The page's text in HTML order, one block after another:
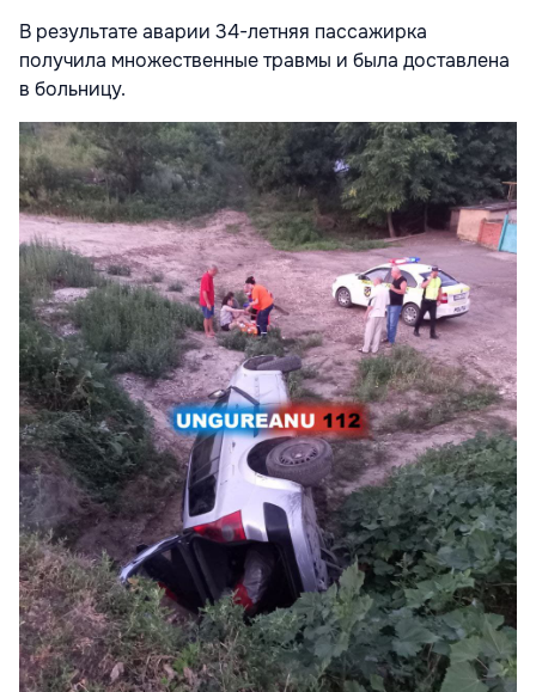
В результате аварии 34-летняя пассажирка
получила множественные травмы и была доставлена
в больницу.